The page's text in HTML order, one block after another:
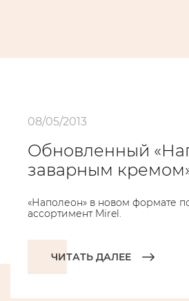
08/05/2013
Обновленный
заварным
«Наполеон» в новом формате
ассортимент Mirel.
ЧИТАТЬ ДАЛЕЕ